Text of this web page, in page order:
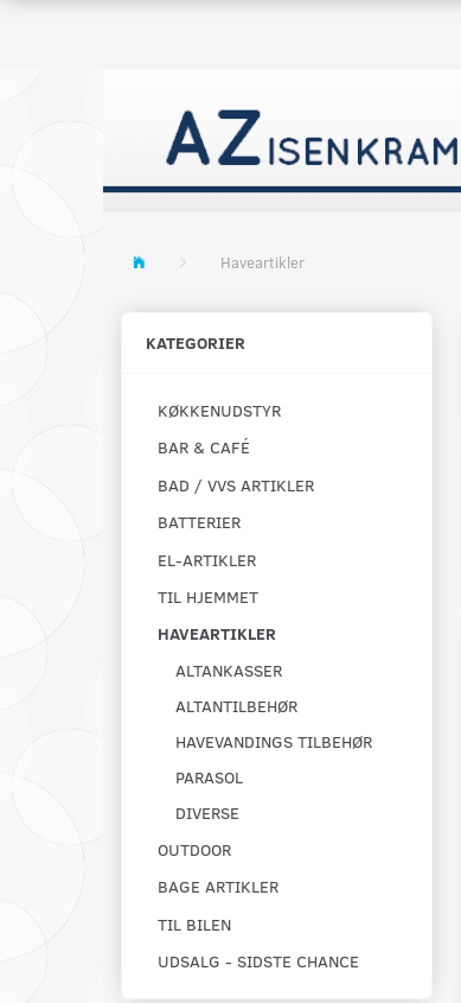
Haveartikler
KATEGORIER
KØKKENUDSTYR
BAR & CAFÉ
BAD / VVS ARTIKLER
BATTERIER
EL-ARTIKLER
TIL HJEMMET
HAVEARTIKLER
ALTANKASSER
ALTANTILBEHØR
HAVEVANDINGS TILBEHØR
PARASOL
DIVERSE
OUTDOOR
BAGE ARTIKLER
TIL BILEN
UDSALG - SIDSTE CHANCE